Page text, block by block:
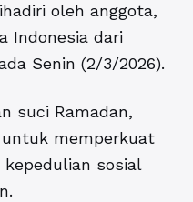
oleh anggota,
Indonesia dari
Senin (2/3/2026).
suci Ramadan,
memperkuat
sosial